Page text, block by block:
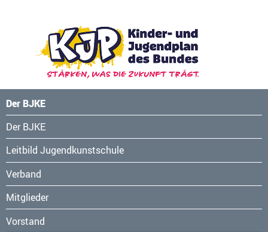
Der BJKE
Navigation
überspringen
Der BJKE
Leitbild Jugendkunstschule
Verband
Mitglieder
Vorstand